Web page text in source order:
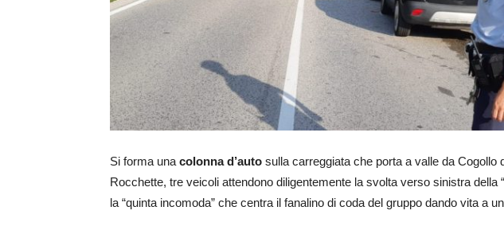
Si forma una colonna d’auto sulla carreggiata che porta a valle da Cogollo
Rocchette, tre veicoli attendono diligentemente la svolta verso sinistra della
la “quinta incomoda” che centra il fanalino di coda del gruppo dando vita a un